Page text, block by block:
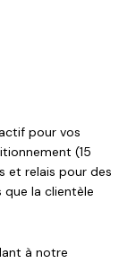
pour vos
(15
et relais pour des
la clientèle
à notre